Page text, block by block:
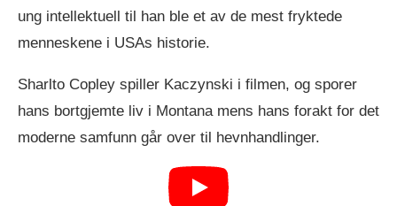
ung intellektuell til han ble et av de mest fryktede
menneskene i USAs historie.
Sharlto Copley spiller Kaczynski i filmen, og sporer
hans bortgjemte liv i Montana mens hans forakt for det
moderne samfunn går over til hevnhandlinger.